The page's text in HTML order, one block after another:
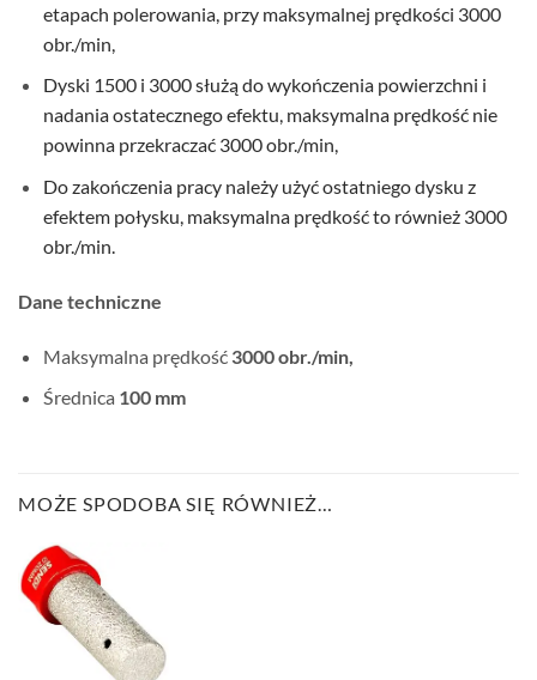
etapach polerowania, przy maksymalnej prędkości 3000
obr./min,
Dyski 1500 i 3000 służą do wykończenia powierzchni i
nadania ostatecznego efektu, maksymalna prędkość nie
powinna przekraczać 3000 obr./min,
Do zakończenia pracy należy użyć ostatniego dysku z
efektem połysku, maksymalna prędkość to również 3000
obr./min.
Dane techniczne
Maksymalna prędkość 3000 obr./min,
Średnica 100 mm
MOŻE SPODOBA SIĘ RÓWNIEŻ…